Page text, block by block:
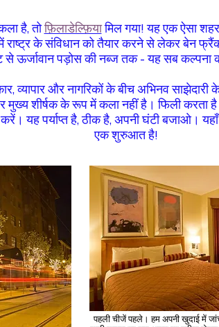
है, तोफ़िलाडेल्फ़ियामिल गया! यह एक ऐसा शहर
राष्ट्र के संविधान को तैयार करने से लेकर बेन
से ऊर्जावान पड़ोस की नब्ज तक - यह सब कल्पना
व्यापार और नागरिकों के बीच अभिनव
मुख्य शीर्षक के रूप में कला नहीं है। फिली करता
यह पर्याप्त है, ठीक है, अपनी घंटी बजाओ।
एक शुरुआत है!
पहली चीजें पहले। हम अपनी खुदाई में